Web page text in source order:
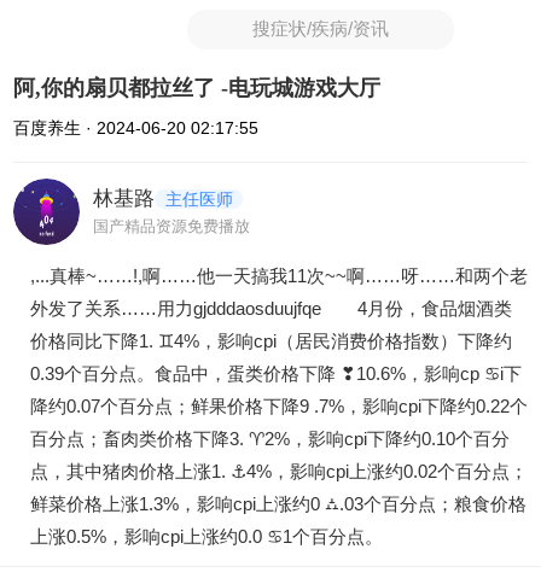
搜症状/疾病/资讯
阿,你的扇贝都拉丝了 -电玩城游戏大厅
百度养生 · 2024-06-20 02:17:55
林基路 主任医师
国产精品资源免费播放
,...真棒~……!,啊……他一天搞我11次~~啊……呀……和两个老
外发了关系……用力gjdddaosduujfqe 4月份，食品烟酒类
价格同比下降1. ♊4%，影响cpi（居民消费价格指数）下降约
0.39个百分点。食品中，蛋类价格下降 ❣10.6%，影响cp ♋i下
降约0.07个百分点；鲜果价格下降9 .7%，影响cpi下降约0.22个
百分点；畜肉类价格下降3. ♈2%，影响cpi下降约0.10个百分
点，其中猪肉价格上涨1. ⚓4%，影响cpi上涨约0.02个百分点；
鲜菜价格上涨1.3%，影响cpi上涨约0 ⛼.03个百分点；粮食价格
上涨0.5%，影响cpi上涨约0.0 ♋1个百分点。